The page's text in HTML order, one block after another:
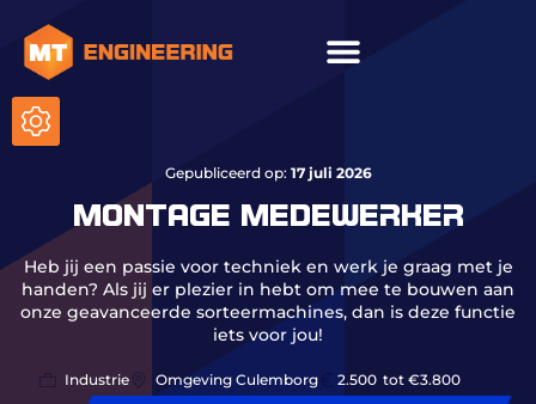
Gepubliceerd op: 17 juli 2026
MONTAGE MEDEWERKER
Heb jij een passie voor techniek en werk je graag met je
handen? Als jij er plezier in hebt om mee te bouwen aan
onze geavanceerde sorteermachines, dan is deze functie
iets voor jou!
Industrie Omgeving Culemborg 2.500 tot €3.800